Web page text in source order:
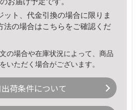
ット、代金引換の場合に限りま
法の場合はこちら をご確認くだ
の場合や在庫状況によって、商品
いただく場合がございます。
荷条件について